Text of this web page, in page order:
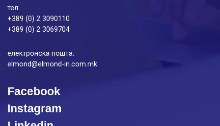
тел:
+389 (0) 2 3090110
+389 (0) 2 3069704
електронска пошта:
elmond@elmond-in.com.mk
Facebook
Instagram